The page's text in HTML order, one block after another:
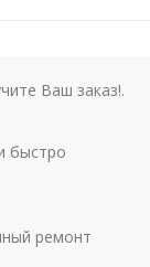
Ваш заказ!.
быстро
ремонт